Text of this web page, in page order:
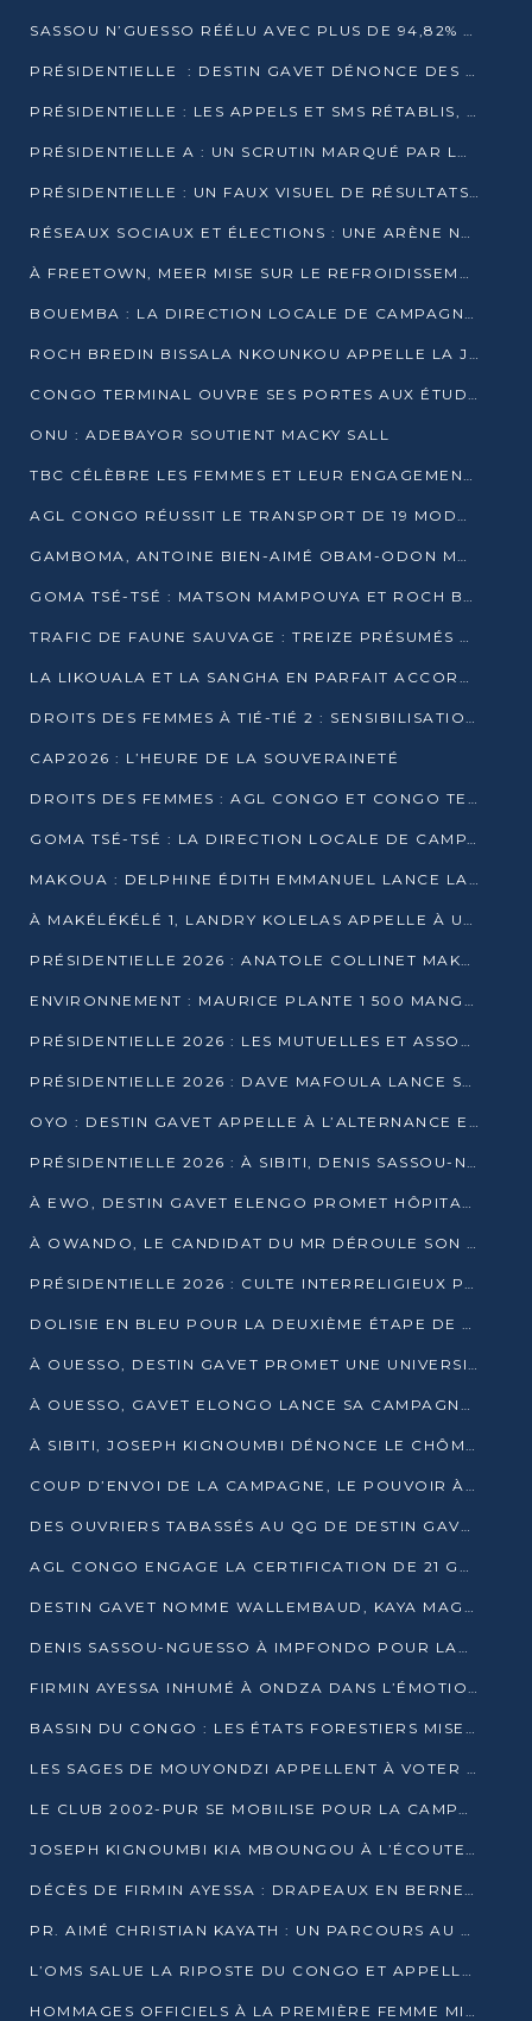
SASSOU N’GUESSO RÉÉLU AVEC PLUS DE 94,82% DES VOIX
PRÉSIDENTIELLE : DESTIN GAVET DÉNONCE DES IRRÉGULARITÉS ET REVENDIQUE LA VICTOIRE
PRÉSIDENTIELLE : LES APPELS ET SMS RÉTABLIS, INTERNET RESTE BLOQUÉ
PRÉSIDENTIELLE A : UN SCRUTIN MARQUÉ PAR LA COUPURE D’INTERNET ET UNE AFFLUENCE TIMIDE À BRAZZAVILLE
PRÉSIDENTIELLE : UN FAUX VISUEL DE RÉSULTATS CIRCULE
RÉSEAUX SOCIAUX ET ÉLECTIONS : UNE ARÈNE NUMÉRIQUE EN PLEINE MUTATION AU CONGO
À FREETOWN, MEER MISE SUR LE REFROIDISSEMENT PASSIF FACE À LA CHALEUR EXTRÊME
BOUEMBA : LA DIRECTION LOCALE DE CAMPAGNE DE DENIS SASSOU N’GUESSO MULTIPLIE LES ACTIVITÉS DE MOBILISATION
ROCH BREDIN BISSALA NKOUNKOU APPELLE LA JEUNESSE DE GOMA TSÉ-TSÉ À UN VOTE MASSIF POUR DENIS SASSOU NGUESSO
CONGO TERMINAL OUVRE SES PORTES AUX ÉTUDIANTS EN TRANSPORT ET LOGISTIQUE
ONU : ADEBAYOR SOUTIENT MACKY SALL
TBC CÉLÈBRE LES FEMMES ET LEUR ENGAGEMENT À L’OCCASION DU 8 MARS
AGL CONGO RÉUSSIT LE TRANSPORT DE 19 MODULES HORS GABARIT ENTRE POINTE-NOIRE ET BRAZZAVILLE
GAMBOMA, ANTOINE BIEN-AIMÉ OBAM-ODON MOBILISE LES 32 148 ÉLECTEURS EN FAVEUR DE DENIS SASSOU NGUESSO
GOMA TSÉ-TSÉ : MATSON MAMPOUYA ET ROCH BREDIN BISSALA NKOUNKOU EN CAMPAGNE DE PROXIMITÉ
TRAFIC DE FAUNE SAUVAGE : TREIZE PRÉSUMÉS TRAFIQUANTS INTERPELLÉS AU CONGO EN 2025
LA LIKOUALA ET LA SANGHA EN PARFAIT ACCORD AVEC LE PROJET DE SOCIÉTÉ DU CANDIDAT DENIS SASSOU-N’GUESSO
DROITS DES FEMMES À TIÉ-TIÉ 2 : SENSIBILISATION ET PÉDAGOGIE SUR LE DROIT DE VOTE
CAP2026 : L’HEURE DE LA SOUVERAINETÉ
DROITS DES FEMMES : AGL CONGO ET CONGO TERMINAL METTENT EN AVANT LE LEADERSHIP FÉMININ
GOMA TSÉ-TSÉ : LA DIRECTION LOCALE DE CAMPAGNE INTENSIFIE LA SENSIBILISATION DANS LES VILLAGES
MAKOUA : DELPHINE ÉDITH EMMANUEL LANCE LA CAMPAGNE POUR DENIS SASSOU-N’GUESSO
À MAKÉLÉKÉLÉ 1, LANDRY KOLELAS APPELLE À UNE MOBILISATION MASSIVE EN FAVEUR DE DENIS SASSOU-N’GUESSO
PRÉSIDENTIELLE 2026 : ANATOLE COLLINET MAKOSSO DÉFEND LE PROJET DE SOCIÉTÉ DE DENIS SASSOU NGUESSO
ENVIRONNEMENT : MAURICE PLANTE 1 500 MANGROVES POUR HONORER WANGARI MAATHAI
PRÉSIDENTIELLE 2026 : LES MUTUELLES ET ASSOCIATIONS S’IMPLIQUENT DANS LA CAMPAGNE ÉLECTORALE À TIÉ-TIÉ 2 (POINTE-NOIRE)
PRÉSIDENTIELLE 2026 : DAVE MAFOULA LANCE SA « VAGUE DU NOUVEAU DÉPART » À IMPFONDO
OYO : DESTIN GAVET APPELLE À L’ALTERNANCE ET À LA RESPONSABILITÉ DE LA JEUNESSE
PRÉSIDENTIELLE 2026 : À SIBITI, DENIS SASSOU-N’GUESSO PARIE SUR LES RESSOURCES DE LA LEKOUMOU
À EWO, DESTIN GAVET ELENGO PROMET HÔPITAL, CHEMIN DE FER ET AUDIT DES FINANCES PUBLIQUES
À OWANDO, LE CANDIDAT DU MR DÉROULE SON PROGRAMME DE “CHANGEMENT”
PRÉSIDENTIELLE 2026 : CULTE INTERRELIGIEUX POUR LA PAIX À OUENZÉ
DOLISIE EN BLEU POUR LA DEUXIÈME ÉTAPE DE CAMPAGNE DE DSN
À OUESSO, DESTIN GAVET PROMET UNE UNIVERSITÉ POUR LA SANGHA
À OUESSO, GAVET ELONGO LANCE SA CAMPAGNE SOUS LE SIGNE DU RENOUVEAU
À SIBITI, JOSEPH KIGNOUMBI DÉNONCE LE CHÔMAGE ET LES DÉFAILLANCES DE L’ÉTAT
COUP D’ENVOI DE LA CAMPAGNE, LE POUVOIR À POINTE-NOIRE, L’OPPOSITION À OUESSO ET SIBITI
DES OUVRIERS TABASSÉS AU QG DE DESTIN GAVET À 24 HEURES DE L’OUVERTURE DE LA CAMPAGNE
AGL CONGO ENGAGE LA CERTIFICATION DE 21 GRUTIERS AUX NORMES INTERNATIONALES
DESTIN GAVET NOMME WALLEMBAUD, KAYA MAGANE, BOUDZIKA ET MBOUSSA-ELLAH AUX COMMANDES DE SA CAMPAGNE
DENIS SASSOU-NGUESSO À IMPFONDO POUR LANCER LE CORRIDOR 13
FIRMIN AYESSA INHUMÉ À ONDZA DANS L’ÉMOTION ET LE RECUEILLEMENT
BASSIN DU CONGO : LES ÉTATS FORESTIERS MISENT SUR LES MARCHÉS CARBONE
LES SAGES DE MOUYONDZI APPELLENT À VOTER DENIS SASSOU-NGUESSO
LE CLUB 2002-PUR SE MOBILISE POUR LA CAMPAGNE
JOSEPH KIGNOUMBI KIA MBOUNGOU À L’ÉCOUTE DE TALANGAÏ
DÉCÈS DE FIRMIN AYESSA : DRAPEAUX EN BERNE LUNDI
PR. AIMÉ CHRISTIAN KAYATH : UN PARCOURS AU SERVICE DE LA RECHERCHE ET DE L’INNOVATION
L’OMS SALUE LA RIPOSTE DU CONGO ET APPELLE À DES RÉFORMES DURABLES
HOMMAGES OFFICIELS À LA PREMIÈRE FEMME MINISTRE DU CONGO